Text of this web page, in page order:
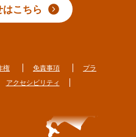
こちら
権 免責事項
プラ
アクセシビリティ